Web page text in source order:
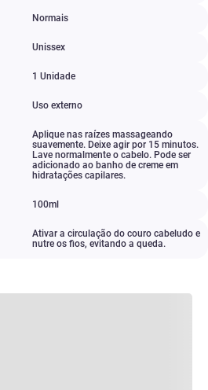
Normais
Unissex
1 Unidade
Uso externo
Aplique nas raí­zes massageando
suavemente. Deixe agir por 15 minutos.
Lave normalmente o cabelo. Pode ser
adicionado ao banho de creme em
hidratações capilares.
100ml
Ativar a circulação do couro cabeludo e
nutre os fios, evitando a queda.